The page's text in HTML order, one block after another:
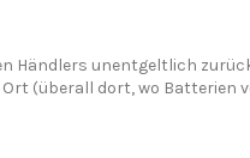
unentgeltlich
(überall dort, wo Batterien